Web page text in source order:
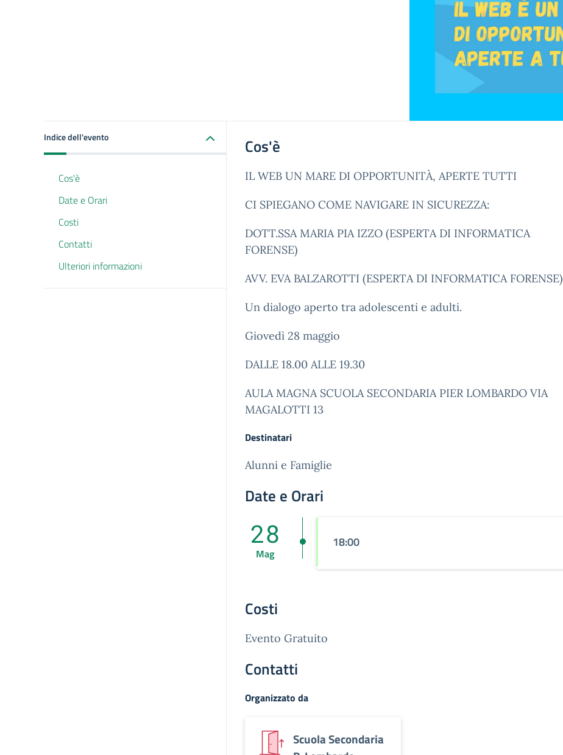
Indice dell'evento
Cos'è
Date e Orari
Costi
Contatti
Ulteriori informazioni
Cos'è
IL WEB UN MARE DI OPPORTUNITÀ, APERTE TUTTI
CI SPIEGANO COME NAVIGARE IN SICUREZZA:
DOTT.SSA MARIA PIA IZZO (ESPERTA DI INFORMATICA
FORENSE)
AVV. EVA BALZAROTTI (ESPERTA DI INFORMATICA FORENSE)
Un dialogo aperto tra adolescenti e adulti.
Giovedì 28 maggio
DALLE 18.00 ALLE 19.30
AULA MAGNA SCUOLA SECONDARIA PIER LOMBARDO VIA
MAGALOTTI 13
Destinatari
Alunni e Famiglie
Date e Orari
18:00
28
Mag
Costi
Evento Gratuito
Contatti
Organizzato da
Scuola Secondaria